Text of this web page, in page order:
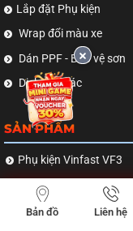
Lắp đặt Phụ kiện
Wrap đổi màu xe
Dán PPF - Bảo vệ sơn
Dịch vụ khác
SẢN PHẨM
Phụ kiện Vinfast VF3
Phụ kiện Vinfast VF5
Phụ kiện Vinfast VF6
Bản đồ Liên hệ